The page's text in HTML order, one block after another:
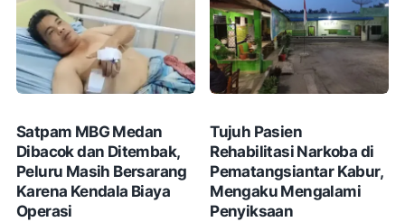
Satpam MBG Medan
Dibacok dan Ditembak,
Peluru Masih Bersarang
Karena Kendala Biaya
Operasi
Tujuh Pasien
Rehabilitasi Narkoba di
Pematangsiantar Kabur,
Mengaku Mengalami
Penyiksaan